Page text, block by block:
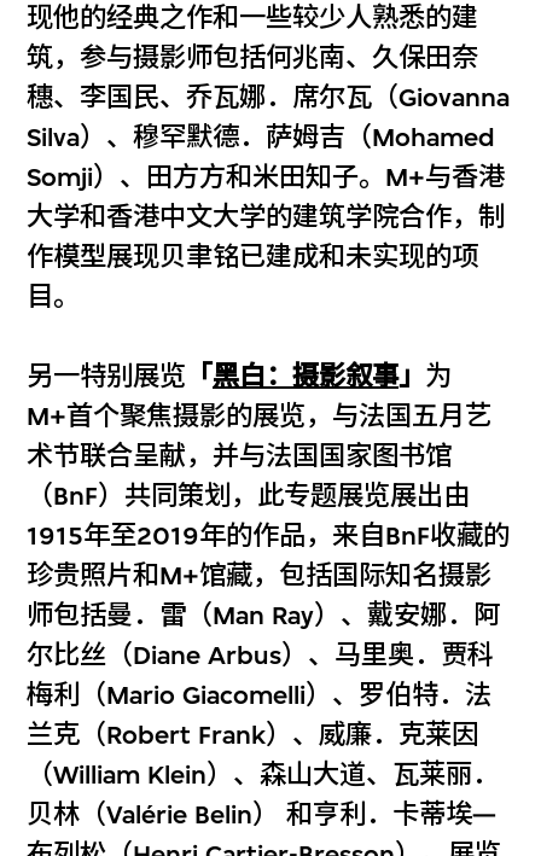
现他的经典之作和一些较少人熟悉的建
筑，参与摄影师包括何兆南、久保田奈
穗、李国民、乔瓦娜．席尔瓦（Giovanna
Silva）、穆罕默德．萨姆吉（Mohamed
Somji）、田方方和米田知子。M+与香港
大学和香港中文大学的建筑学院合作，制
作模型展现贝聿铭已建成和未实现的项
目。
另一特别展览 「 黑白：摄影叙事」 为
M+首个聚焦摄影的展览，与法国五月艺
术节联合呈献，并与法国国家图书馆
（BnF）共同策划，此专题展览展出由
1915年至2019年的作品，来自BnF收藏的
珍贵照片和M+馆藏，包括国际知名摄影
师包括曼．雷（Man Ray）、戴安娜．阿
尔比丝（Diane Arbus）、马里奥．贾科
梅利（Mario Giacomelli）、罗伯特．法
兰克（Robert Frank）、威廉．克莱因
（William Klein）、森山大道、瓦莱丽．
贝林（Valérie Belin） 和亨利．卡蒂埃—